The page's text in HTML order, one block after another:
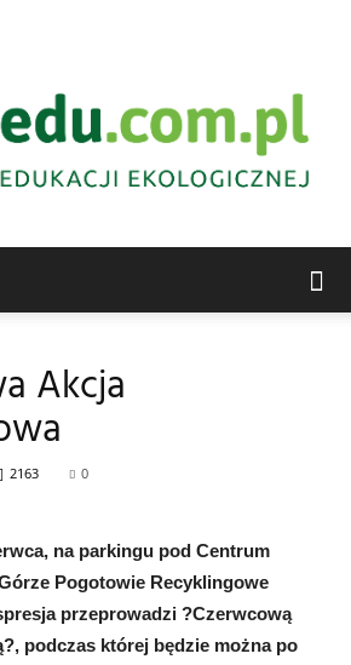
ekologiczna
Akcja
2163 0
na parkingu pod Centrum
Pogotowie Recyklingowe
przeprowadzi ?Czerwcową
podczas której będzie można po